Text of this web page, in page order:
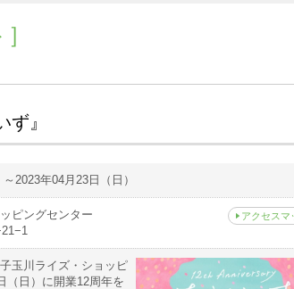
』
2023年04月23日（日）
アクセスマ
ピングセンター
玉川ライズ・ショッピ
（日）に開業12周年を